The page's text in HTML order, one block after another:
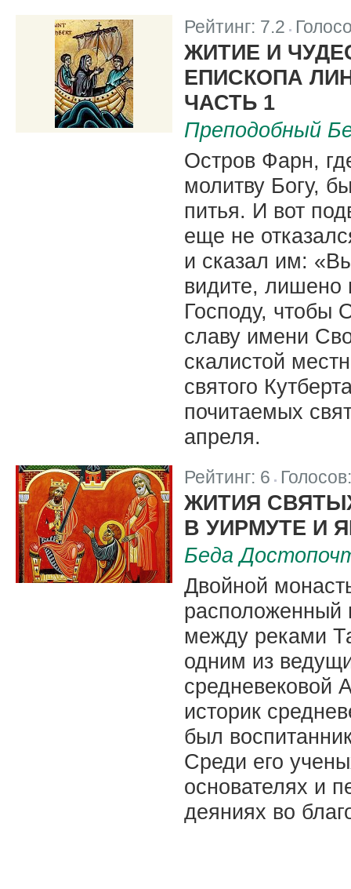
Рейтинг: 7.2
ЖИТИЕ И
ЕПИСКОПА
ЧАСТЬ 1
Преподобный
Остров Фарн,
молитву Богу,
питья. И вот
еще не
и сказал им:
видите,
Господу, чтобы
славу имени
скалистой
святого
почитаемых
апреля.
Рейтинг: 6
ЖИТИЯ
В УИРМУТЕ И
Беда
Двойной
расположенный
между реками
одним из
средневековой
историк
был
Среди его
основателях и
деяниях во